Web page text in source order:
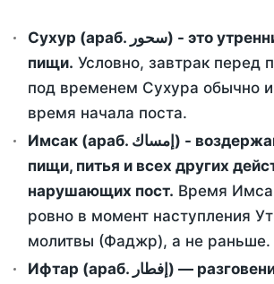
Сухур (араб. سحور) - это утренний прием
пищи. Условно, завтрак перед
под временем Сухура обычно
время начала поста.
Имсак (араб. إمساك) - воздержание от приема
пищи, питья и всех других
нарушающих пост. Время
ровно в момент наступления
молитвы (Фаджр), а не раньше.
Ифтар (араб. إفطار) — разговение - это